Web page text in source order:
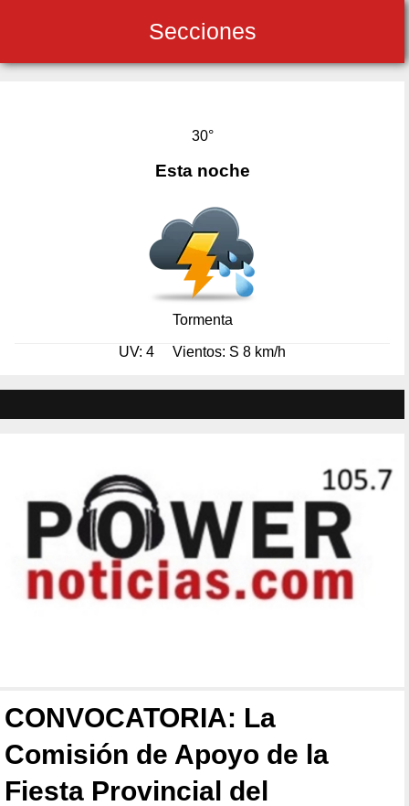
Secciones
30°
Esta noche
Tormenta
UV: 4 Vientos: S 8 km/h
CONVOCATORIA: La
Comisión de Apoyo de la
Fiesta Provincial del